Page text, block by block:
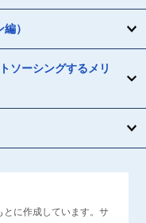
）
ソーシングするメリ
に作成しています。サ